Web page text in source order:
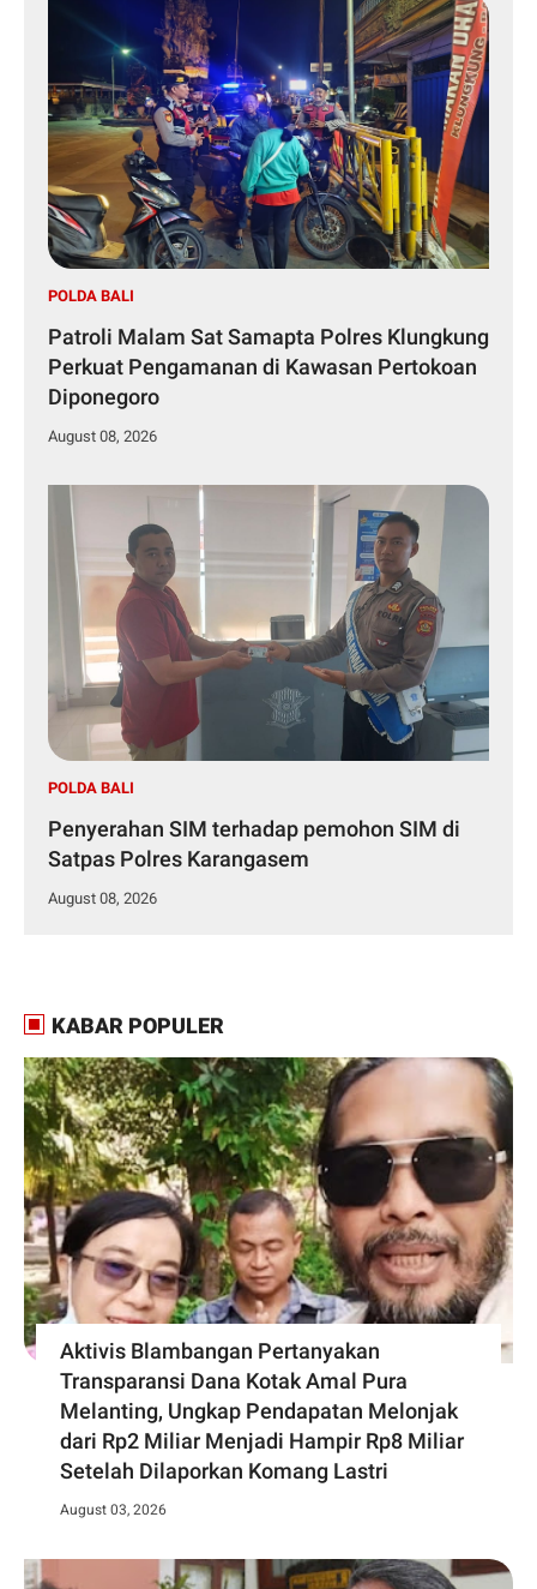
POLDA BALI
Patroli Malam Sat Samapta Polres Klungkung
Perkuat Pengamanan di Kawasan Pertokoan
Diponegoro
August 08, 2026
POLDA BALI
Penyerahan SIM terhadap pemohon SIM di
Satpas Polres Karangasem
August 08, 2026
KABAR POPULER
Aktivis Blambangan Pertanyakan
Transparansi Dana Kotak Amal Pura
Melanting, Ungkap Pendapatan Melonjak
dari Rp2 Miliar Menjadi Hampir Rp8 Miliar
Setelah Dilaporkan Komang Lastri
August 03, 2026